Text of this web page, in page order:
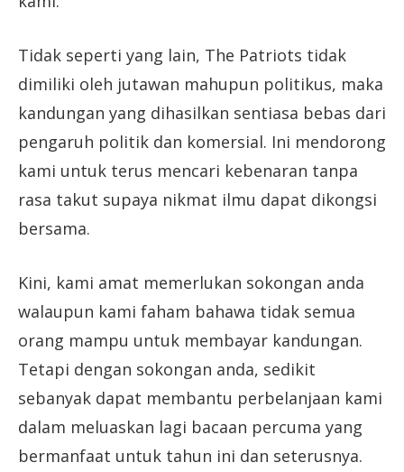
Tidak seperti yang lain, The Patriots tidak
dimiliki oleh jutawan mahupun politikus, maka
kandungan yang dihasilkan sentiasa bebas dari
pengaruh politik dan komersial. Ini mendorong
kami untuk terus mencari kebenaran tanpa
rasa takut supaya nikmat ilmu dapat dikongsi
bersama.
Kini, kami amat memerlukan sokongan anda
walaupun kami faham bahawa tidak semua
orang mampu untuk membayar kandungan.
Tetapi dengan sokongan anda, sedikit
sebanyak dapat membantu perbelanjaan kami
dalam meluaskan lagi bacaan percuma yang
bermanfaat untuk tahun ini dan seterusnya.